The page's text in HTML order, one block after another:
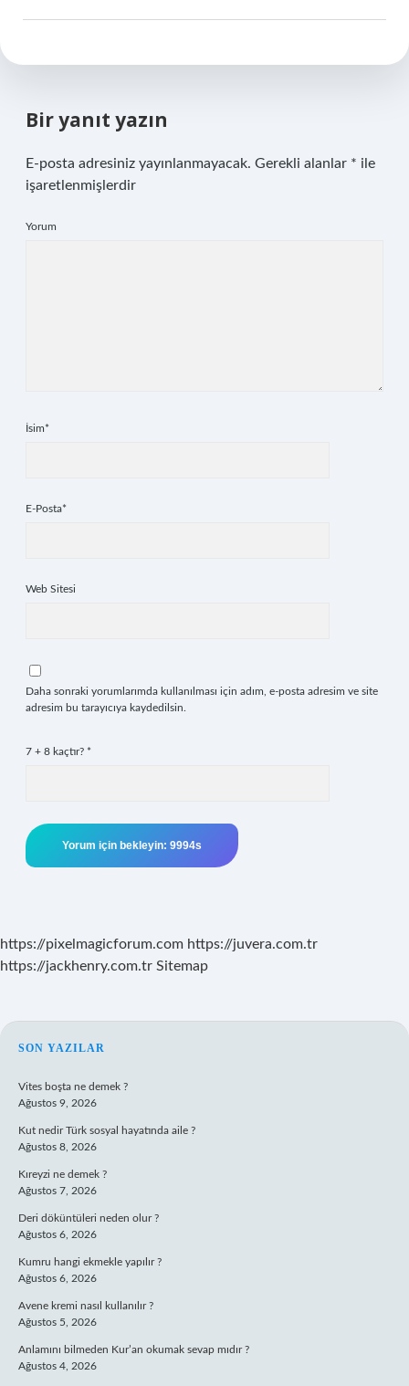
Bir yanıt yazın
E-posta adresiniz yayınlanmayacak. Gerekli alanlar * ile
işaretlenmişlerdir
Yorum
İsim*
E-Posta*
Web Sitesi
Daha sonraki yorumlarımda kullanılması için adım, e-posta adresim ve site
adresim bu tarayıcıya kaydedilsin.
7 + 8 kaçtır? *
https://pixelmagicforum.com https://juvera.com.tr
https://jackhenry.com.tr Sitemap
SIDEBAR
SON YAZILAR
Vites boşta ne demek ?
Ağustos 9, 2026
Kut nedir Türk sosyal hayatında aile ?
Ağustos 8, 2026
Kıreyzi ne demek ?
Ağustos 7, 2026
Deri döküntüleri neden olur ?
Ağustos 6, 2026
Kumru hangi ekmekle yapılır ?
Ağustos 6, 2026
Avene kremi nasıl kullanılır ?
Ağustos 5, 2026
Anlamını bilmeden Kur’an okumak sevap mıdır ?
Ağustos 4, 2026